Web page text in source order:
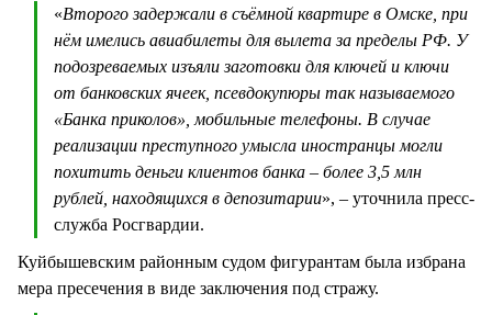
«Второго задержали в съёмной квартире в Омске, при
нём имелись авиабилеты для вылета за пределы РФ. У
подозреваемых изъяли заготовки для ключей и ключи
от банковских ячеек, псевдокупюры так называемого
«Банка приколов», мобильные телефоны. В случае
реализации преступного умысла иностранцы могли
похитить деньги клиентов банка – более 3,5 млн
рублей, находящихся в депозитарии», – уточнила пресс-
служба Росгвардии.
Куйбышевским районным судом фигурантам была избрана
мера пресечения в виде заключения под стражу.